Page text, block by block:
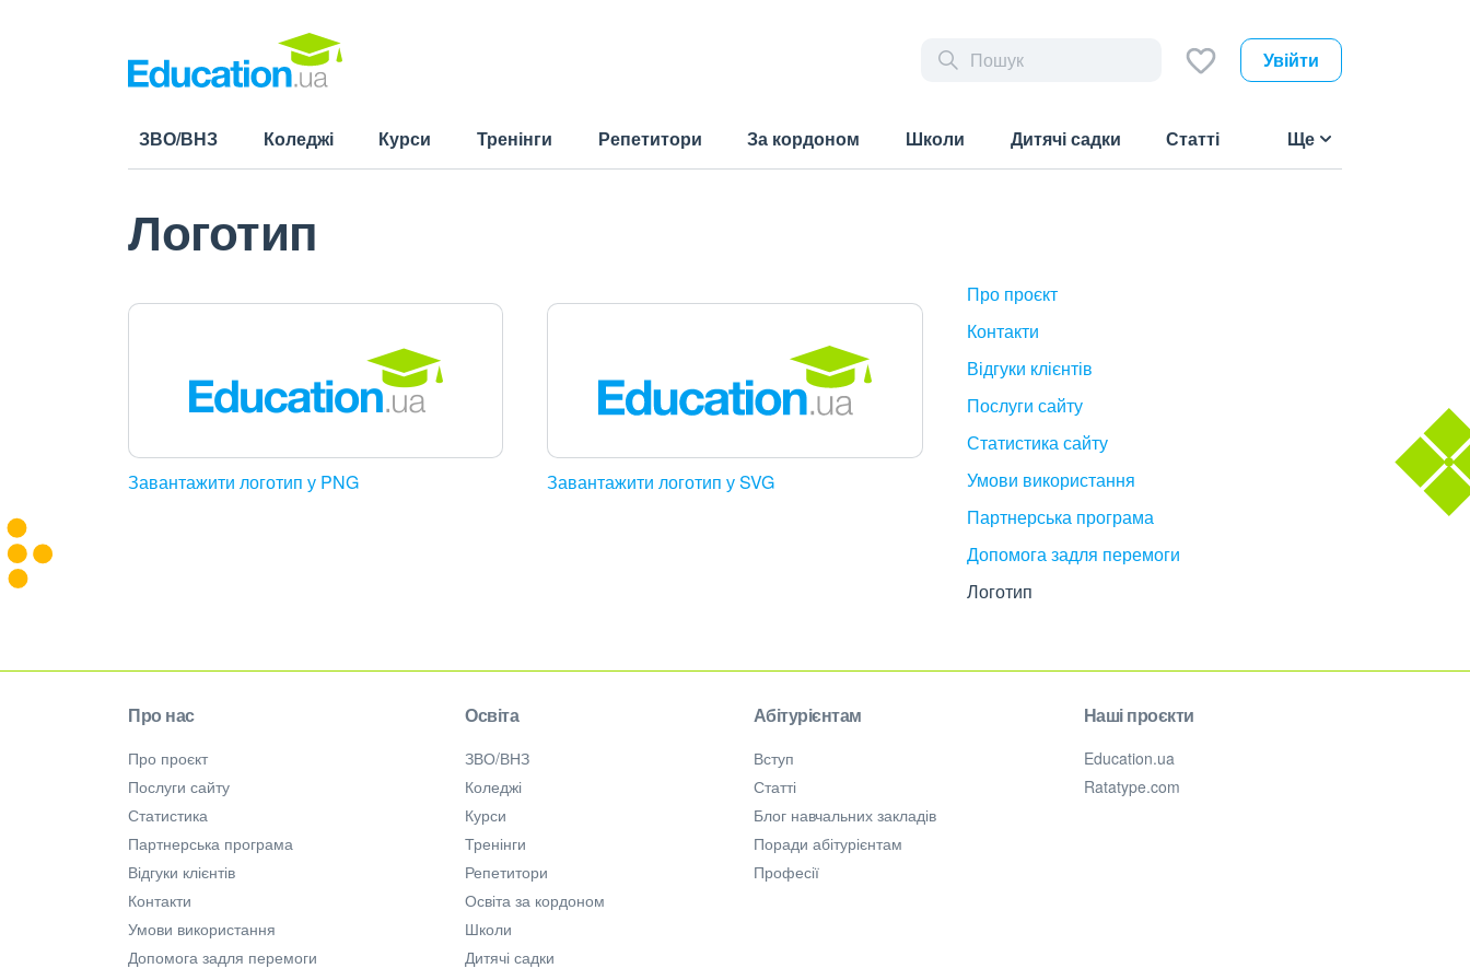
Увійти
ЗВО/ВНЗ Коледжі Курси Тренінги Репетитори За кордоном Школи Дитячі садки Статті Ще
Логотип
Завантажити логотип у PNG Завантажити логотип у SVG
Про проєкт
Контакти
Відгуки клієнтів
Послуги сайту
Статистика сайту
Умови використання
Партнерська програма
Допомога задля перемоги
Логотип
Про нас
Про проєкт
Послуги сайту
Статистика
Партнерська програма
Відгуки клієнтів
Контакти
Умови використання
Допомога задля перемоги
Освіта
ЗВО/ВНЗ
Коледжі
Курси
Тренінги
Репетитори
Освіта за кордоном
Школи
Дитячі садки
Абітурієнтам
Вступ
Статті
Блог навчальних закладів
Поради абітурієнтам
Професії
Наші проєкти
Education.ua
Ratatype.com